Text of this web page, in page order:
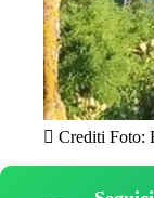
Crediti Foto: